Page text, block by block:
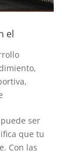
el
,
,
ser
que tu
Con las